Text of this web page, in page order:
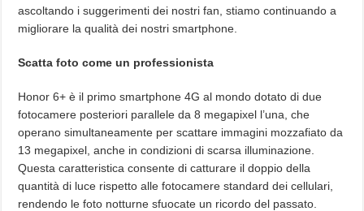
ascoltando i suggerimenti dei nostri fan, stiamo continuando a
migliorare la qualità dei nostri smartphone.
Scatta foto come un professionista
Honor 6+ è il primo smartphone 4G al mondo dotato di due
fotocamere posteriori parallele da 8 megapixel l’una, che
operano simultaneamente per scattare immagini mozzafiato da
13 megapixel, anche in condizioni di scarsa illuminazione.
Questa caratteristica consente di catturare il doppio della
quantità di luce rispetto alle fotocamere standard dei cellulari,
rendendo le foto notturne sfuocate un ricordo del passato.